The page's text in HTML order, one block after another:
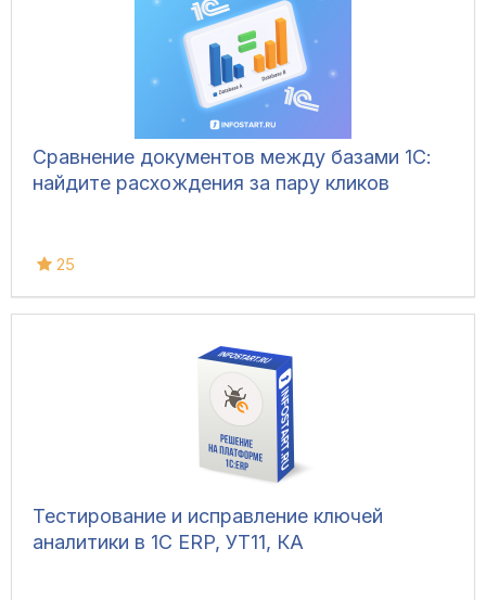
Сравнение документов между базами 1С:
найдите расхождения за пару кликов
25
Тестирование и исправление ключей
аналитики в 1С ERP, УТ11, КА